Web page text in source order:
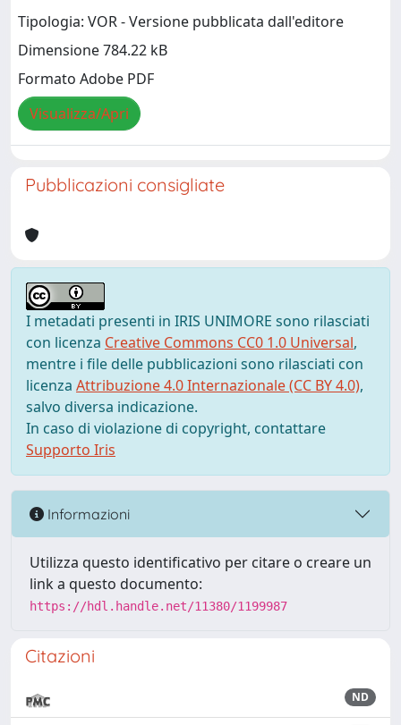
Tipologia: VOR - Versione pubblicata dall'editore
Dimensione 784.22 kB
Formato Adobe PDF
Visualizza/Apri
Pubblicazioni consigliate
I metadati presenti in IRIS UNIMORE sono rilasciati
con licenza Creative Commons CC0 1.0 Universal,
mentre i file delle pubblicazioni sono rilasciati con
licenza Attribuzione 4.0 Internazionale (CC BY 4.0),
salvo diversa indicazione.
In caso di violazione di copyright, contattare
Supporto Iris
Informazioni
Utilizza questo identificativo per citare o creare un
link a questo documento:
https://hdl.handle.net/11380/1199987
Citazioni
ND